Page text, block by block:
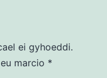
ei gyhoeddi.
marcio *